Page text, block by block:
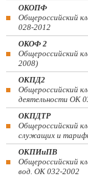
ОКОПФ
Общероссийский
028-2012
ОКОФ 2
Общероссийский
2008)
ОКПД2
Общероссийский
деятельности ОК
ОКПДТР
Общероссийский
служащих и
ОКПИиПВ
Общероссийский
вод. ОК 032-2002